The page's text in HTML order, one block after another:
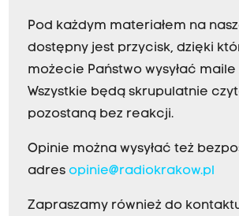
Pod każdym materiałem na
dostępny jest przycisk, dzięki
możecie Państwo wysyłać maile
Wszystkie będą skrupulatnie
pozostaną bez reakcji.
Opinie można wysyłać też
adres opinie@radiokrakow.pl
Zapraszamy również do